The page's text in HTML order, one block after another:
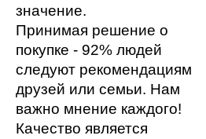
значение.
Принимая решение о
покупке - 92% людей
следуют рекомендациям
друзей или семьи. Нам
важно мнение каждого!
Качество является